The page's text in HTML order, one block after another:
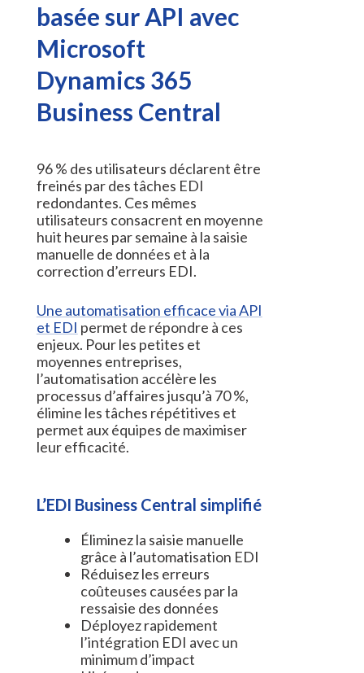
basée sur API avec
Microsoft
Dynamics 365
Business Central
96 % des utilisateurs déclarent être
freinés par des tâches EDI
redondantes. Ces mêmes
utilisateurs consacrent en moyenne
huit heures par semaine à la saisie
manuelle de données et à la
correction d’erreurs EDI.
Une automatisation efficace via API
et EDI permet de répondre à ces
enjeux. Pour les petites et
moyennes entreprises,
l’automatisation accélère les
processus d’affaires jusqu’à 70 %,
élimine les tâches répétitives et
permet aux équipes de maximiser
leur efficacité.
L’EDI Business Central simplifié
Éliminez la saisie manuelle
grâce à l’automatisation EDI
Réduisez les erreurs
coûteuses causées par la
ressaisie des données
Déployez rapidement
l’intégration EDI avec un
minimum d’impact